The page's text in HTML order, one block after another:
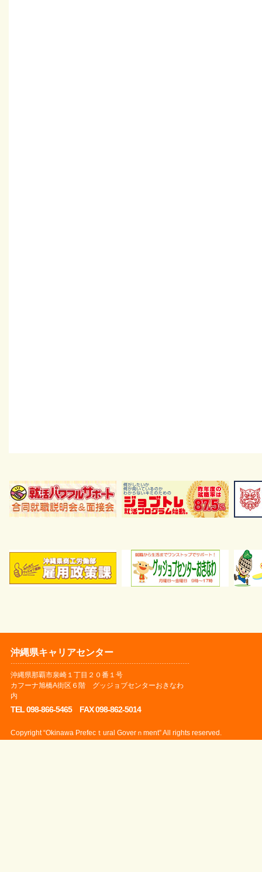
沖縄県キャリアセンター
沖縄県那覇市泉崎１丁目２０番１号
カフーナ旭橋A街区６階 グッジョブセンターおきなわ
内
TEL 098-866-5465 FAX 098-862-5014
Copyright “Okinawa Prefecｔural Goverｎment” All rights reserved.